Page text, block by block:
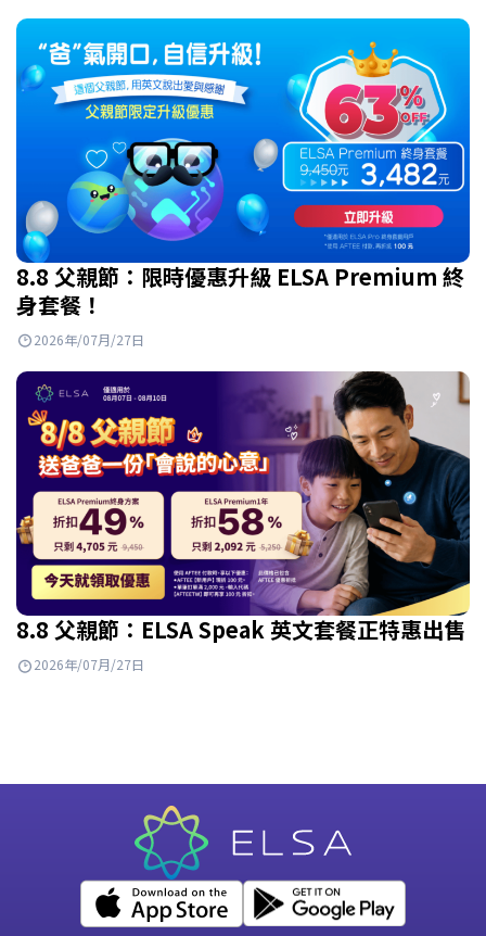
8.8 父親節：限時優惠升級 ELSA Premium 終
身套餐！
2026年/07月/27日
8.8 父親節：ELSA Speak 英文套餐正特惠出售
2026年/07月/27日